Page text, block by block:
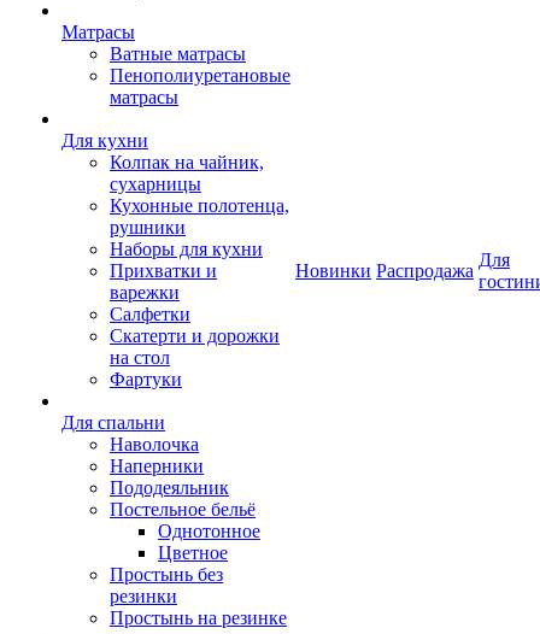
Матрасы
Ватные матрасы
Пенополиуретановые
матрасы
Для кухни
Колпак на чайник,
сухарницы
Кухонные полотенца,
рушники
Наборы для кухни
Прихватки и
варежки
Салфетки
Скатерти и дорожки
на стол
Фартуки
Для спальни
Наволочка
Наперники
Пододеяльник
Постельное бельё
Однотонное
Цветное
Простынь без
резинки
Простынь на резинке
Новинки Распродажа
Для